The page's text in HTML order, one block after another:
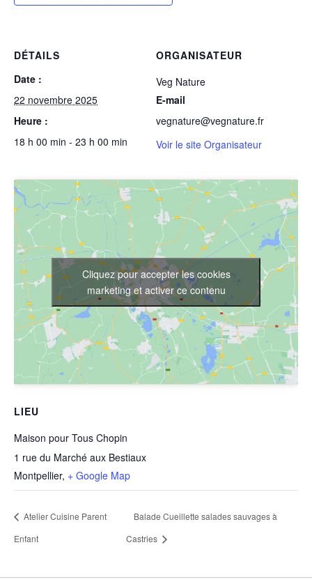
DÉTAILS
Date :
22 novembre 2025
Heure :
18 h 00 min - 23 h 00 min
ORGANISATEUR
Veg Nature
E-mail
vegnature@vegnature.fr
Voir le site Organisateur
LIEU
Maison pour Tous Chopin
1 rue du Marché aux Bestiaux
Montpellier, + Google Map
Cliquez pour accepter les cookies
marketing et activer ce contenu
Atelier Cuisine Parent
Enfant
Balade Cueillette salades sauvages à
Castries